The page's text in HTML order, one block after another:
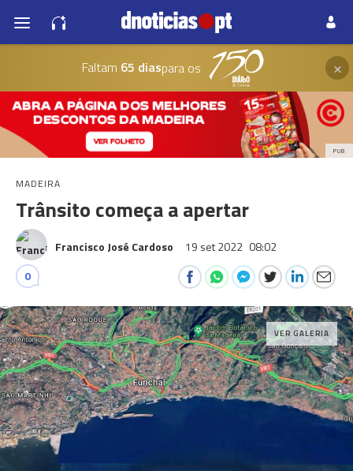
Faltam 65 diaspara os ×
PUB
MADEIRA
Trânsito começa a apertar
Francisco José Cardoso 19 set 2022 08:02
0
VER GALERIA